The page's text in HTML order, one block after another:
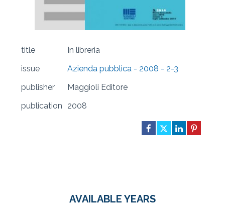
title
In libreria
issue
Azienda pubblica - 2008 - 2-3
publisher
Maggioli Editore
publication
2008
AVAILABLE YEARS